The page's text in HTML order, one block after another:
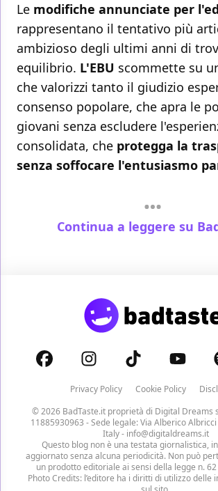
Le modifiche annunciate per
rappresentano il tentativo più
ambizioso degli ultimi anni di
equilibrio. L'EBU scommette su
che valorizzi tanto il giudizio
consenso popolare, che apra le
giovani senza escludere
consolidata, che protegga la
senza soffocare l'entusiasmo
Continua a leggere su
Privacy Policy Cookie Policy
© 2026 BadTaste.it proprietà di Digital Dreams
11885930963 - Sede legale: Via Alberico
Italy - info@digitaldreams.it
Questo blog non è una testata giornalistica,
aggiornato senza alcuna periodicità. Non può
un prodotto editoriale ai sensi della legge n.
Photo Credits: l’editore ha i diritti di utilizzo delle